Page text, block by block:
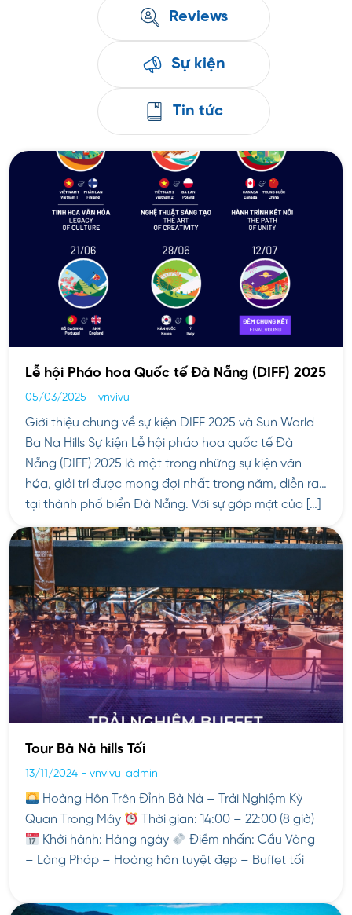
Reviews
Sự kiện
Tin tức
Lễ hội Pháo hoa Quốc tế Đà Nẵng (DIFF) 2025
05/03/2025 - vnvivu
Giới thiệu chung về sự kiện DIFF 2025 và Sun World
Ba Na Hills Sự kiện Lễ hội pháo hoa quốc tế Đà
Nẵng (DIFF) 2025 là một trong những sự kiện văn
hóa, giải trí được mong đợi nhất trong năm, diễn ra
tại thành phố biển Đà Nẵng. Với sự góp mặt của […]
Tour Bà Nà hills Tối
13/11/2024 - vnvivu_admin
Hoàng Hôn Trên Đỉnh Bà Nà – Trải Nghiệm Kỳ
Quan Trong Mây
Thời gian: 14:00 – 22:00 (8 giờ)
Khởi hành: Hàng ngày
Điểm nhấn: Cầu Vàng
– Làng Pháp – Hoàng hôn tuyệt đẹp – Buffet tối